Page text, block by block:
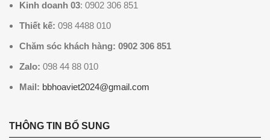
Kinh doanh 03: 0902 306 851
Thiết kế: 098 4488 010
Chăm sóc khách hàng: 0902 306 851
Zalo: 098 44 88 010
Mail: bbhoaviet2024@gmail.com
THÔNG TIN BỔ SUNG